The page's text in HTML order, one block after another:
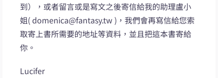
到），或者留言或是寫文之後寄信給我的助理盧小
姐( domenica@fantasy.tw )，我們會再寫信給您索
取寄上書所需要的地址等資料，並且把這本書寄給
你。
Lucifer